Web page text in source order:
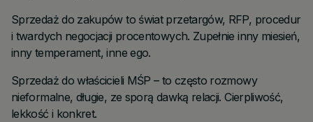
Sprzedaż do zakupów to świat przetargów, RFP, procedur
i twardych negocjacji procentowych. Zupełnie inny miesień,
inny temperament, inne ego.
Sprzedaż do właścicieli MŚP – to często rozmowy
nieformalne, długie, ze sporą dawką relacji. Cierpliwość,
lekkość i konkret.